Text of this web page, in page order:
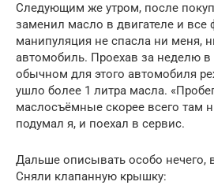
Следующим же утром, после
заменил масло в двигателе и
манипуляция не спасла ни меня,
автомобиль. Проехав за неделю в
обычном для этого автомобиля
ушло более 1 литра масла.
маслосъёмные скорее всего там
подумал я, и поехал в сервис.
Дальше описывать особо нечего,
Сняли клапанную крышку: